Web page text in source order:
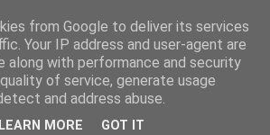
from Google to deliver its services
Your IP address and user-agent are
along with performance and security
of service, generate usage
and address abuse.
LEARN MORE GOT IT